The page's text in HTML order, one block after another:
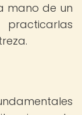
mano de un